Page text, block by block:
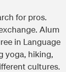
for pros.
Alum
in Language
yoga, hiking,
cultures.